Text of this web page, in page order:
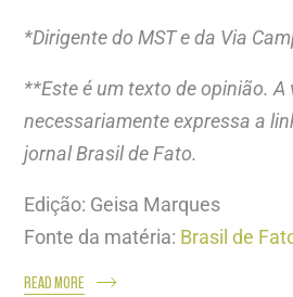
*Dirigente do MST e da Via
**Este é um texto de opinião.
necessariamente expressa a
jornal Brasil de Fato.
Edição: Geisa Marques
Fonte da matéria: Brasil de
READ MORE